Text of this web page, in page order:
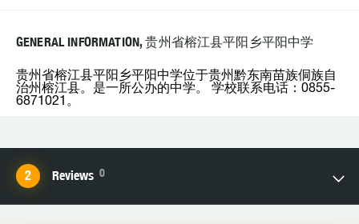
GENERAL INFORMATION, 贵州省榕江县平阳乡平阳中学
贵州省榕江县平阳乡平阳中学位于贵州黔东南苗族侗族自
治州榕江县。是一所公办的中学。 学校联系电话：0855-
6871021。
Reviews 0